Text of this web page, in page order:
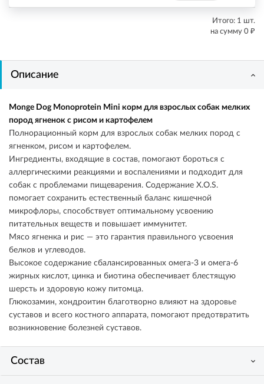
Итого: 1 шт.
на сумму 0 ₽
Описание
Monge Dog Monoprotein Mini корм для взрослых собак мелких
пород ягненок с рисом и картофелем
Полнорационный корм для взрослых собак мелких пород с
ягненком, рисом и картофелем.
Ингредиенты, входящие в состав, помогают бороться с
аллергическими реакциями и воспалениями и подходит для
собак с проблемами пищеварения. Содержание X.O.S.
помогает сохранить естественный баланс кишечной
микрофлоры, способствует оптимальному усвоению
питательных веществ и повышает иммунитет.
Мясо ягненка и рис — это гарантия правильного усвоения
белков и углеводов.
Высокое содержание сбалансированных омега-3 и омега-6
жирных кислот, цинка и биотина обеспечивает блестящую
шерсть и здоровую кожу питомца.
Глюкозамин, хондроитин благотворно влияют на здоровье
суставов и всего костного аппарата, помогают предотвратить
возникновение болезней суставов.
Состав